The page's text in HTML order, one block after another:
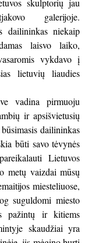
skulptorių jau
galerijoje.
dailininkas niekaip
laisvo laiko,
vykdavo į
lietuvių liaudies
vadina pirmuoju
ir apsišvietusių
dailininkas
būti savo tėvynės
Lietuvos
metų vaizdai mūsų
miesteliuose,
suguldomi miesto
pažintų ir kitiems
skaudžiai yra